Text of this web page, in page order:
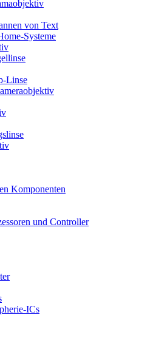
von Text
Systeme
Linse
Komponenten
und Controller
ICs